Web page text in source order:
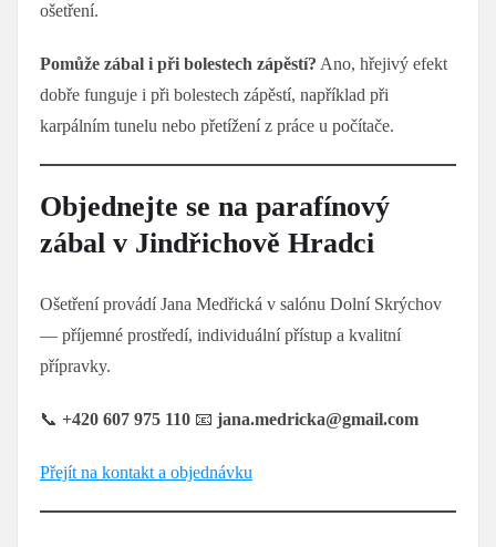
ošetření.
Pomůže zábal i při bolestech zápěstí? Ano, hřejivý efekt
dobře funguje i při bolestech zápěstí, například při
karpálním tunelu nebo přetížení z práce u počítače.
Objednejte se na parafínový
zábal v Jindřichově Hradci
Ošetření provádí Jana Medřická v salónu Dolní Skrýchov
— příjemné prostředí, individuální přístup a kvalitní
přípravky.
📞 +420 607 975 110 📧 jana.medricka@gmail.com
Přejít na kontakt a objednávku